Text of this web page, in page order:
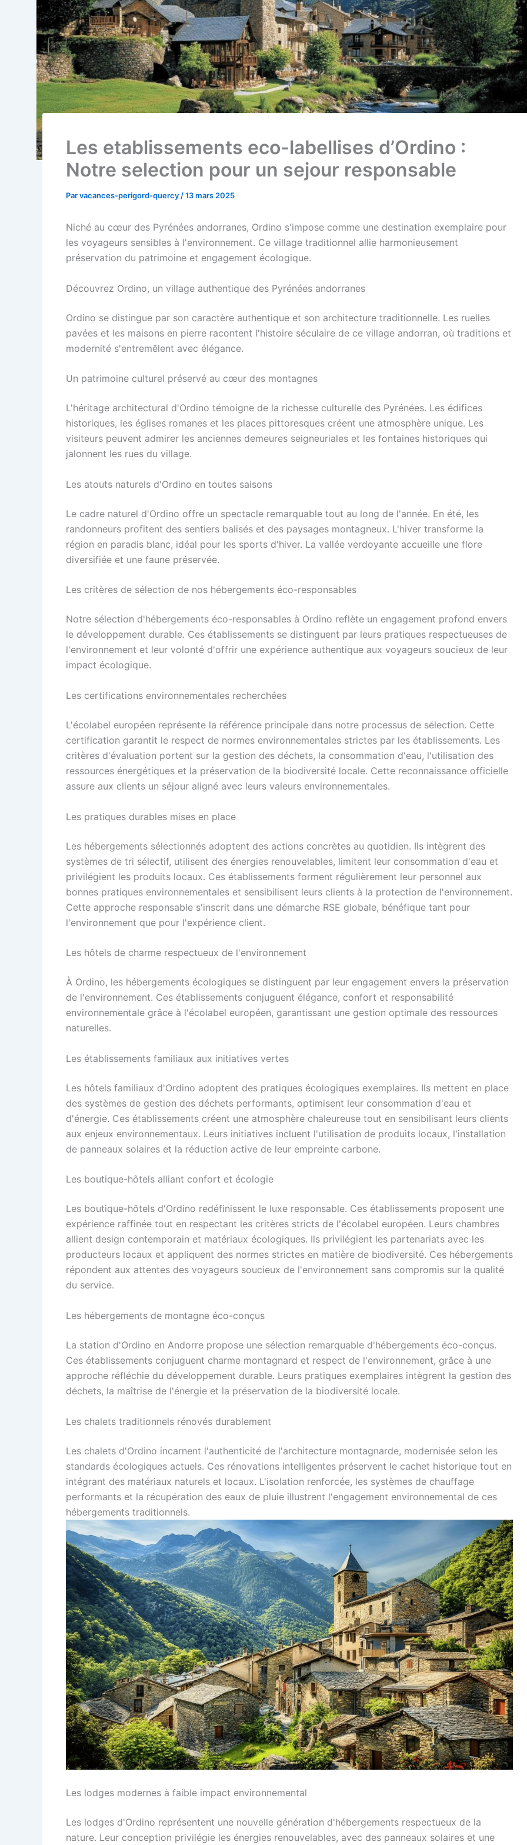
Les etablissements eco-labellises d’Ordino :
Notre selection pour un sejour responsable
Parvacances-perigord-quercy /13 mars 2025
Niché au cœur des Pyrénées andorranes, Ordino s'impose comme une destination exemplaire pour
les voyageurs sensibles à l'environnement. Ce village traditionnel allie harmonieusement
préservation du patrimoine et engagement écologique.
Découvrez Ordino, un village authentique des Pyrénées andorranes
Ordino se distingue par son caractère authentique et son architecture traditionnelle. Les ruelles
pavées et les maisons en pierre racontent l'histoire séculaire de ce village andorran, où traditions et
modernité s'entremêlent avec élégance.
Un patrimoine culturel préservé au cœur des montagnes
L'héritage architectural d'Ordino témoigne de la richesse culturelle des Pyrénées. Les édifices
historiques, les églises romanes et les places pittoresques créent une atmosphère unique. Les
visiteurs peuvent admirer les anciennes demeures seigneuriales et les fontaines historiques qui
jalonnent les rues du village.
Les atouts naturels d'Ordino en toutes saisons
Le cadre naturel d'Ordino offre un spectacle remarquable tout au long de l'année. En été, les
randonneurs profitent des sentiers balisés et des paysages montagneux. L'hiver transforme la
région en paradis blanc, idéal pour les sports d'hiver. La vallée verdoyante accueille une flore
diversifiée et une faune préservée.
Les critères de sélection de nos hébergements éco-responsables
Notre sélection d'hébergements éco-responsables à Ordino reflète un engagement profond envers
le développement durable. Ces établissements se distinguent par leurs pratiques respectueuses de
l'environnement et leur volonté d'offrir une expérience authentique aux voyageurs soucieux de leur
impact écologique.
Les certifications environnementales recherchées
L'écolabel européen représente la référence principale dans notre processus de sélection. Cette
certification garantit le respect de normes environnementales strictes par les établissements. Les
critères d'évaluation portent sur la gestion des déchets, la consommation d'eau, l'utilisation des
ressources énergétiques et la préservation de la biodiversité locale. Cette reconnaissance officielle
assure aux clients un séjour aligné avec leurs valeurs environnementales.
Les pratiques durables mises en place
Les hébergements sélectionnés adoptent des actions concrètes au quotidien. Ils intègrent des
systèmes de tri sélectif, utilisent des énergies renouvelables, limitent leur consommation d'eau et
privilégient les produits locaux. Ces établissements forment régulièrement leur personnel aux
bonnes pratiques environnementales et sensibilisent leurs clients à la protection de l'environnement.
Cette approche responsable s'inscrit dans une démarche RSE globale, bénéfique tant pour
l'environnement que pour l'expérience client.
Les hôtels de charme respectueux de l'environnement
À Ordino, les hébergements écologiques se distinguent par leur engagement envers la préservation
de l'environnement. Ces établissements conjuguent élégance, confort et responsabilité
environnementale grâce à l'écolabel européen, garantissant une gestion optimale des ressources
naturelles.
Les établissements familiaux aux initiatives vertes
Les hôtels familiaux d'Ordino adoptent des pratiques écologiques exemplaires. Ils mettent en place
des systèmes de gestion des déchets performants, optimisent leur consommation d'eau et
d'énergie. Ces établissements créent une atmosphère chaleureuse tout en sensibilisant leurs clients
aux enjeux environnementaux. Leurs initiatives incluent l'utilisation de produits locaux, l'installation
de panneaux solaires et la réduction active de leur empreinte carbone.
Les boutique-hôtels alliant confort et écologie
Les boutique-hôtels d'Ordino redéfinissent le luxe responsable. Ces établissements proposent une
expérience raffinée tout en respectant les critères stricts de l'écolabel européen. Leurs chambres
allient design contemporain et matériaux écologiques. Ils privilégient les partenariats avec les
producteurs locaux et appliquent des normes strictes en matière de biodiversité. Ces hébergements
répondent aux attentes des voyageurs soucieux de l'environnement sans compromis sur la qualité
du service.
Les hébergements de montagne éco-conçus
La station d'Ordino en Andorre propose une sélection remarquable d'hébergements éco-conçus.
Ces établissements conjuguent charme montagnard et respect de l'environnement, grâce à une
approche réfléchie du développement durable. Leurs pratiques exemplaires intègrent la gestion des
déchets, la maîtrise de l'énergie et la préservation de la biodiversité locale.
Les chalets traditionnels rénovés durablement
Les chalets d'Ordino incarnent l'authenticité de l'architecture montagnarde, modernisée selon les
standards écologiques actuels. Ces rénovations intelligentes préservent le cachet historique tout en
intégrant des matériaux naturels et locaux. L'isolation renforcée, les systèmes de chauffage
performants et la récupération des eaux de pluie illustrent l'engagement environnemental de ces
hébergements traditionnels.
Les lodges modernes à faible impact environnemental
Les lodges d'Ordino représentent une nouvelle génération d'hébergements respectueux de la
nature. Leur conception privilégie les énergies renouvelables, avec des panneaux solaires et une